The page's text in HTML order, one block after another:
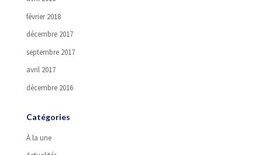
février 2018
décembre 2017
septembre 2017
avril 2017
décembre 2016
Catégories
À la une